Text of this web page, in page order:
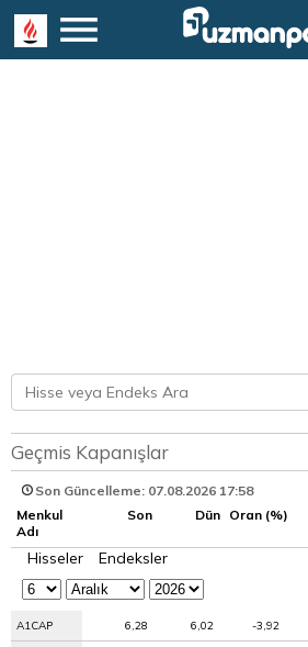
Geçmis Kapanışlar
Son Güncelleme: 07.08.2026 17:58
Menkul
Adı
Son Dün Oran (%)
Hisseler Endeksler
A1CAP 6,28 6,02 -3,92